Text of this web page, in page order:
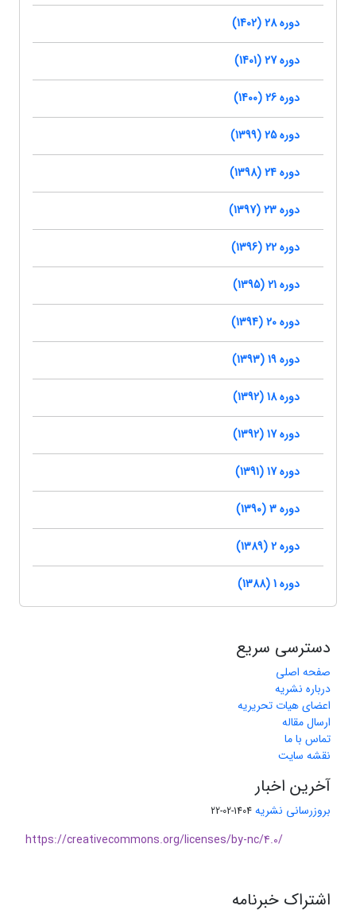
دوره 28 (1402)
دوره 27 (1401)
دوره 26 (1400)
دوره 25 (1399)
دوره 24 (1398)
دوره 23 (1397)
دوره 22 (1396)
دوره 21 (1395)
دوره 20 (1394)
دوره 19 (1393)
دوره 18 (1392)
دوره 17 (1392)
دوره 17 (1391)
دوره 3 (1390)
دوره 2 (1389)
دوره 1 (1388)
دسترسی سریع
صفحه اصلی
درباره نشریه
اعضای هیات تحریریه
ارسال مقاله
تماس با ما
نقشه سایت
آخرین اخبار
بروزرسانی نشریه 1404-02-22
https://creativecommons.org/licenses/by-nc/4.0/
اشتراک خبرنامه